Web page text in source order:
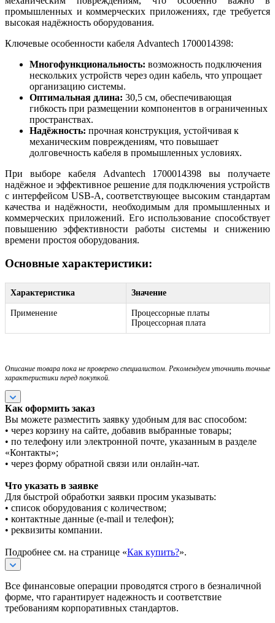
промышленных и коммерческих приложениях, где требуется
высокая надёжность оборудования.
Ключевые особенности кабеля Advantech 1700014398:
Многофункциональность: возможность подключения
нескольких устройств через один кабель, что упрощает
организацию системы.
Оптимальная длина: 30,5 см, обеспечивающая
гибкость при размещении компонентов в ограниченных
пространствах.
Надёжность: прочная конструкция, устойчивая к
механическим повреждениям, что повышает
долговечность кабеля в промышленных условиях.
При выборе кабеля Advantech 1700014398 вы получаете
надёжное и эффективное решение для подключения устройств
с интерфейсом USB-A, соответствующее высоким стандартам
качества и надёжности, необходимым для промышленных и
коммерческих приложений. Его использование способствует
повышению эффективности работы системы и снижению
времени простоя оборудования.
Основные характеристики:
Характеристика Значение
Применение
Процессорные платы
Процессорная плата
Описание товара пока не проверено специалистом. Рекомендуем уточнить точные
характеристики перед покупкой.
Как оформить заказ
Вы можете разместить заявку удобным для вас способом:
• через корзину на сайте, добавив выбранные товары;
• по телефону или электронной почте, указанным в разделе
«Контакты»;
• через форму обратной связи или онлайн-чат.
Что указать в заявке
Для быстрой обработки заявки просим указывать:
• список оборудования с количеством;
• контактные данные (e-mail и телефон);
• реквизиты компании.
Подробнее см. на странице «Как купить?».
Все финансовые операции проводятся строго в безналичной
форме, что гарантирует надежность и соответствие
требованиям корпоративных стандартов.